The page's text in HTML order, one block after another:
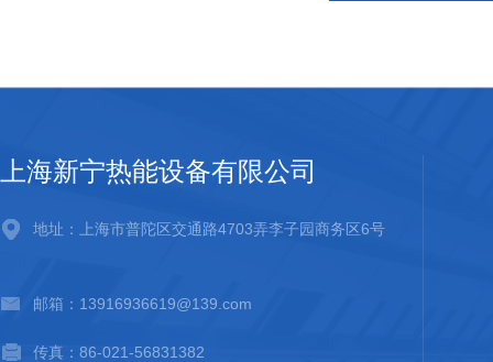
上海新宁热能设备有限公司
地址：上海市普陀区交通路4703弄李子园商务区6号
邮箱：13916936619@139.com
传真：86-021-56831382